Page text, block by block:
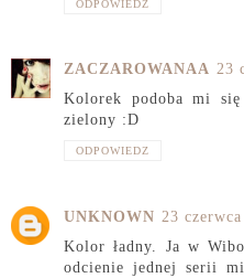
ODPOWIEDZ
ZACZAROWANAA 23
Kolorek podoba mi
zielony :D
ODPOWIEDZ
UNKNOWN 23
Kolor ładny. Ja w
odcienie jednej serii